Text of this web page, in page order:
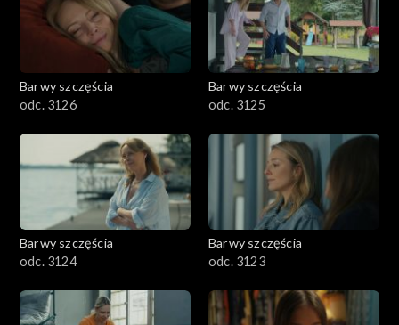
Barwy szczęścia
odc. 3126
Barwy szczęścia
odc. 3125
Barwy szczęścia
odc. 3124
Barwy szczęścia
odc. 3123